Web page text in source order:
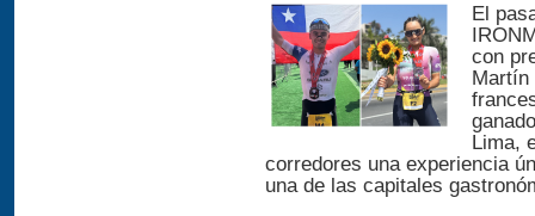
El
con
Martín
Lima,
corredores una experiencia
una de las capitales